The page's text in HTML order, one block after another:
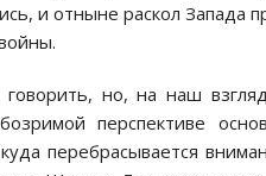
и отныне раскол
но, на наш
перспективе
перебрасывается